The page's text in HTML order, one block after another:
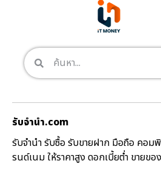
รับจํานํา.com
รับจำนำ รับซื้อ รับขายฝาก มือถือ คอม
รนด์เนม ให้ราคาสูง ดอกเบี้ยต่ำ ขายขอ